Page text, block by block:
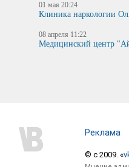
01 мая 20:24
Клиника наркологии
08 апреля 11:22
Медицинский центр
Реклама
© c 2009. «